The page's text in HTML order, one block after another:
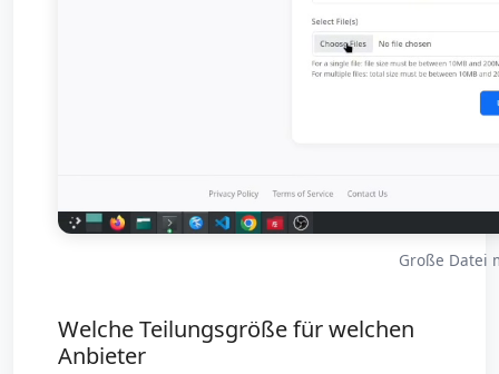
Große Datei
Welche Teilungsgröße für welchen
Anbieter